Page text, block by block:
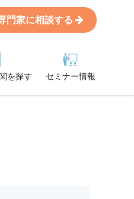
門家に相談する
を探す セミナー情報